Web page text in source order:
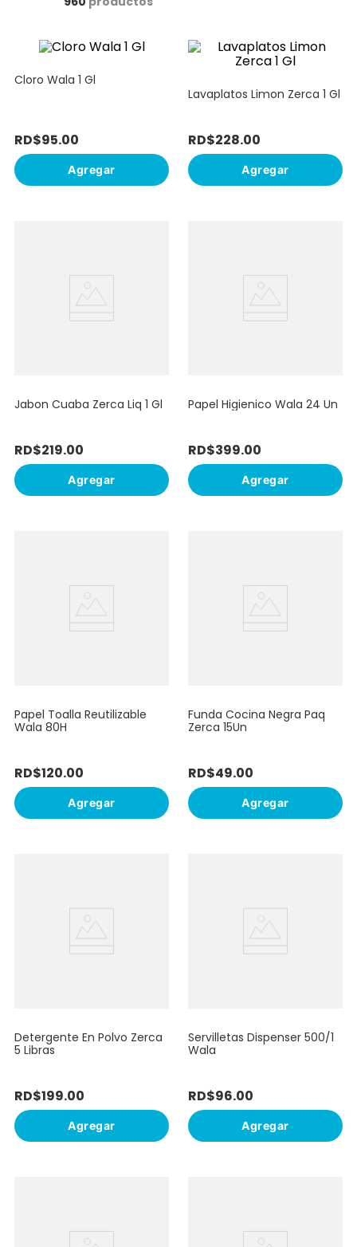
Cloro Wala 1 Gl
RD$95.00
Agregar
Lavaplatos Limon Zerca 1 Gl
RD$228.00
Agregar
Jabon Cuaba Zerca Liq 1 Gl
RD$219.00
Agregar
Papel Higienico Wala 24 Un
RD$399.00
Agregar
Papel Toalla Reutilizable
Wala 80H
RD$120.00
Agregar
Funda Cocina Negra Paq
Zerca 15Un
RD$49.00
Agregar
Detergente En Polvo Zerca
5 Libras
RD$199.00
Agregar
Servilletas Dispenser 500/1
Wala
RD$96.00
Agregar